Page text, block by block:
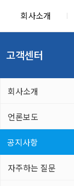
회사소개
고객센터
회사소개
언론보도
공지사항
자주하는 질문